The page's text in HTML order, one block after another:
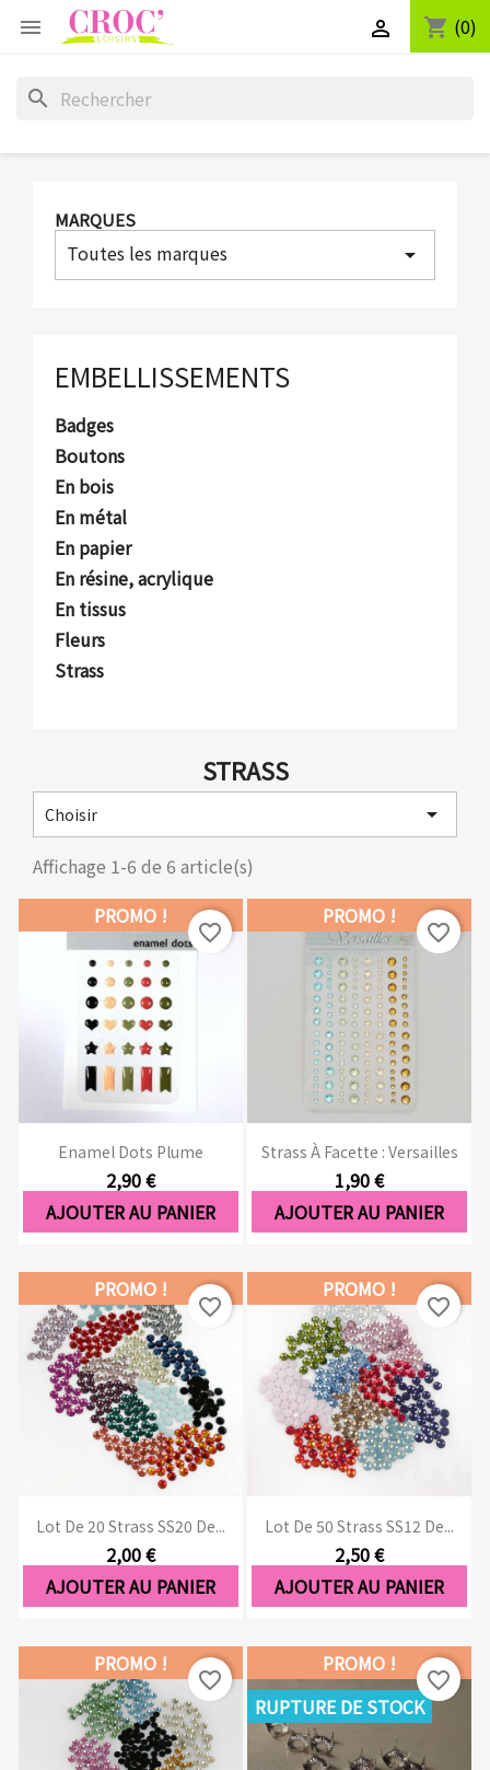
 shopping_cart (0)

search
MARQUES
Toutes les marques arrow_drop_down
EMBELLISSEMENTS
Badges
Boutons
En bois
En métal
En papier
En résine, acrylique
En tissus
Fleurs
Strass
STRASS
Choisir

Affichage 1-6 de 6 article(s)
Enamel Dots Plume
2,90 €
AJOUTER AU PANIER
PROMO !
favorite_border
Strass À Facette : Versailles
1,90 €
AJOUTER AU PANIER
PROMO !
favorite_border
Lot De 20 Strass SS20 De...
2,00 €
AJOUTER AU PANIER
PROMO !
favorite_border
Lot De 50 Strass SS12 De...
2,50 €
AJOUTER AU PANIER
PROMO !
favorite_border
PROMO !
favorite_border
PROMO !
RUPTURE DE STOCK
favorite_border